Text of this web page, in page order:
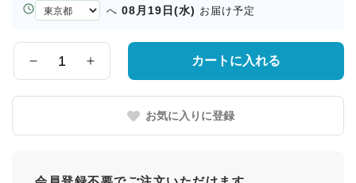
お
届
県
へ 08月19日(水) お届け予定
量
カートに入れる
お気に入りに登録